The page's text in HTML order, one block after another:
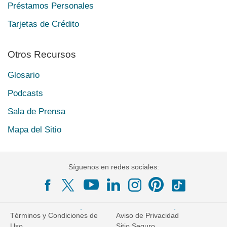
Préstamos Personales
Tarjetas de Crédito
Otros Recursos
Glosario
Podcasts
Sala de Prensa
Mapa del Sitio
Síguenos en redes sociales:
Términos y Condiciones de
Aviso de Privacidad